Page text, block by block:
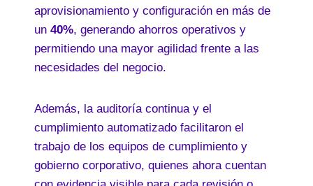
aprovisionamiento y configuración en más de
un 40%, generando ahorros operativos y
permitiendo una mayor agilidad frente a las
necesidades del negocio.
Además, la auditoría continua y el
cumplimiento automatizado facilitaron el
trabajo de los equipos de cumplimiento y
gobierno corporativo, quienes ahora cuentan